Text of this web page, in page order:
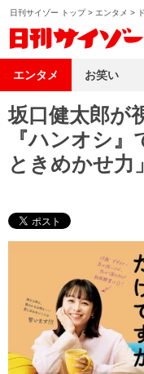
日刊サイゾー トップ> エンタメ >
坂口健太郎が
『ハンオシ
ときめかせ力」
エンタメ お笑い